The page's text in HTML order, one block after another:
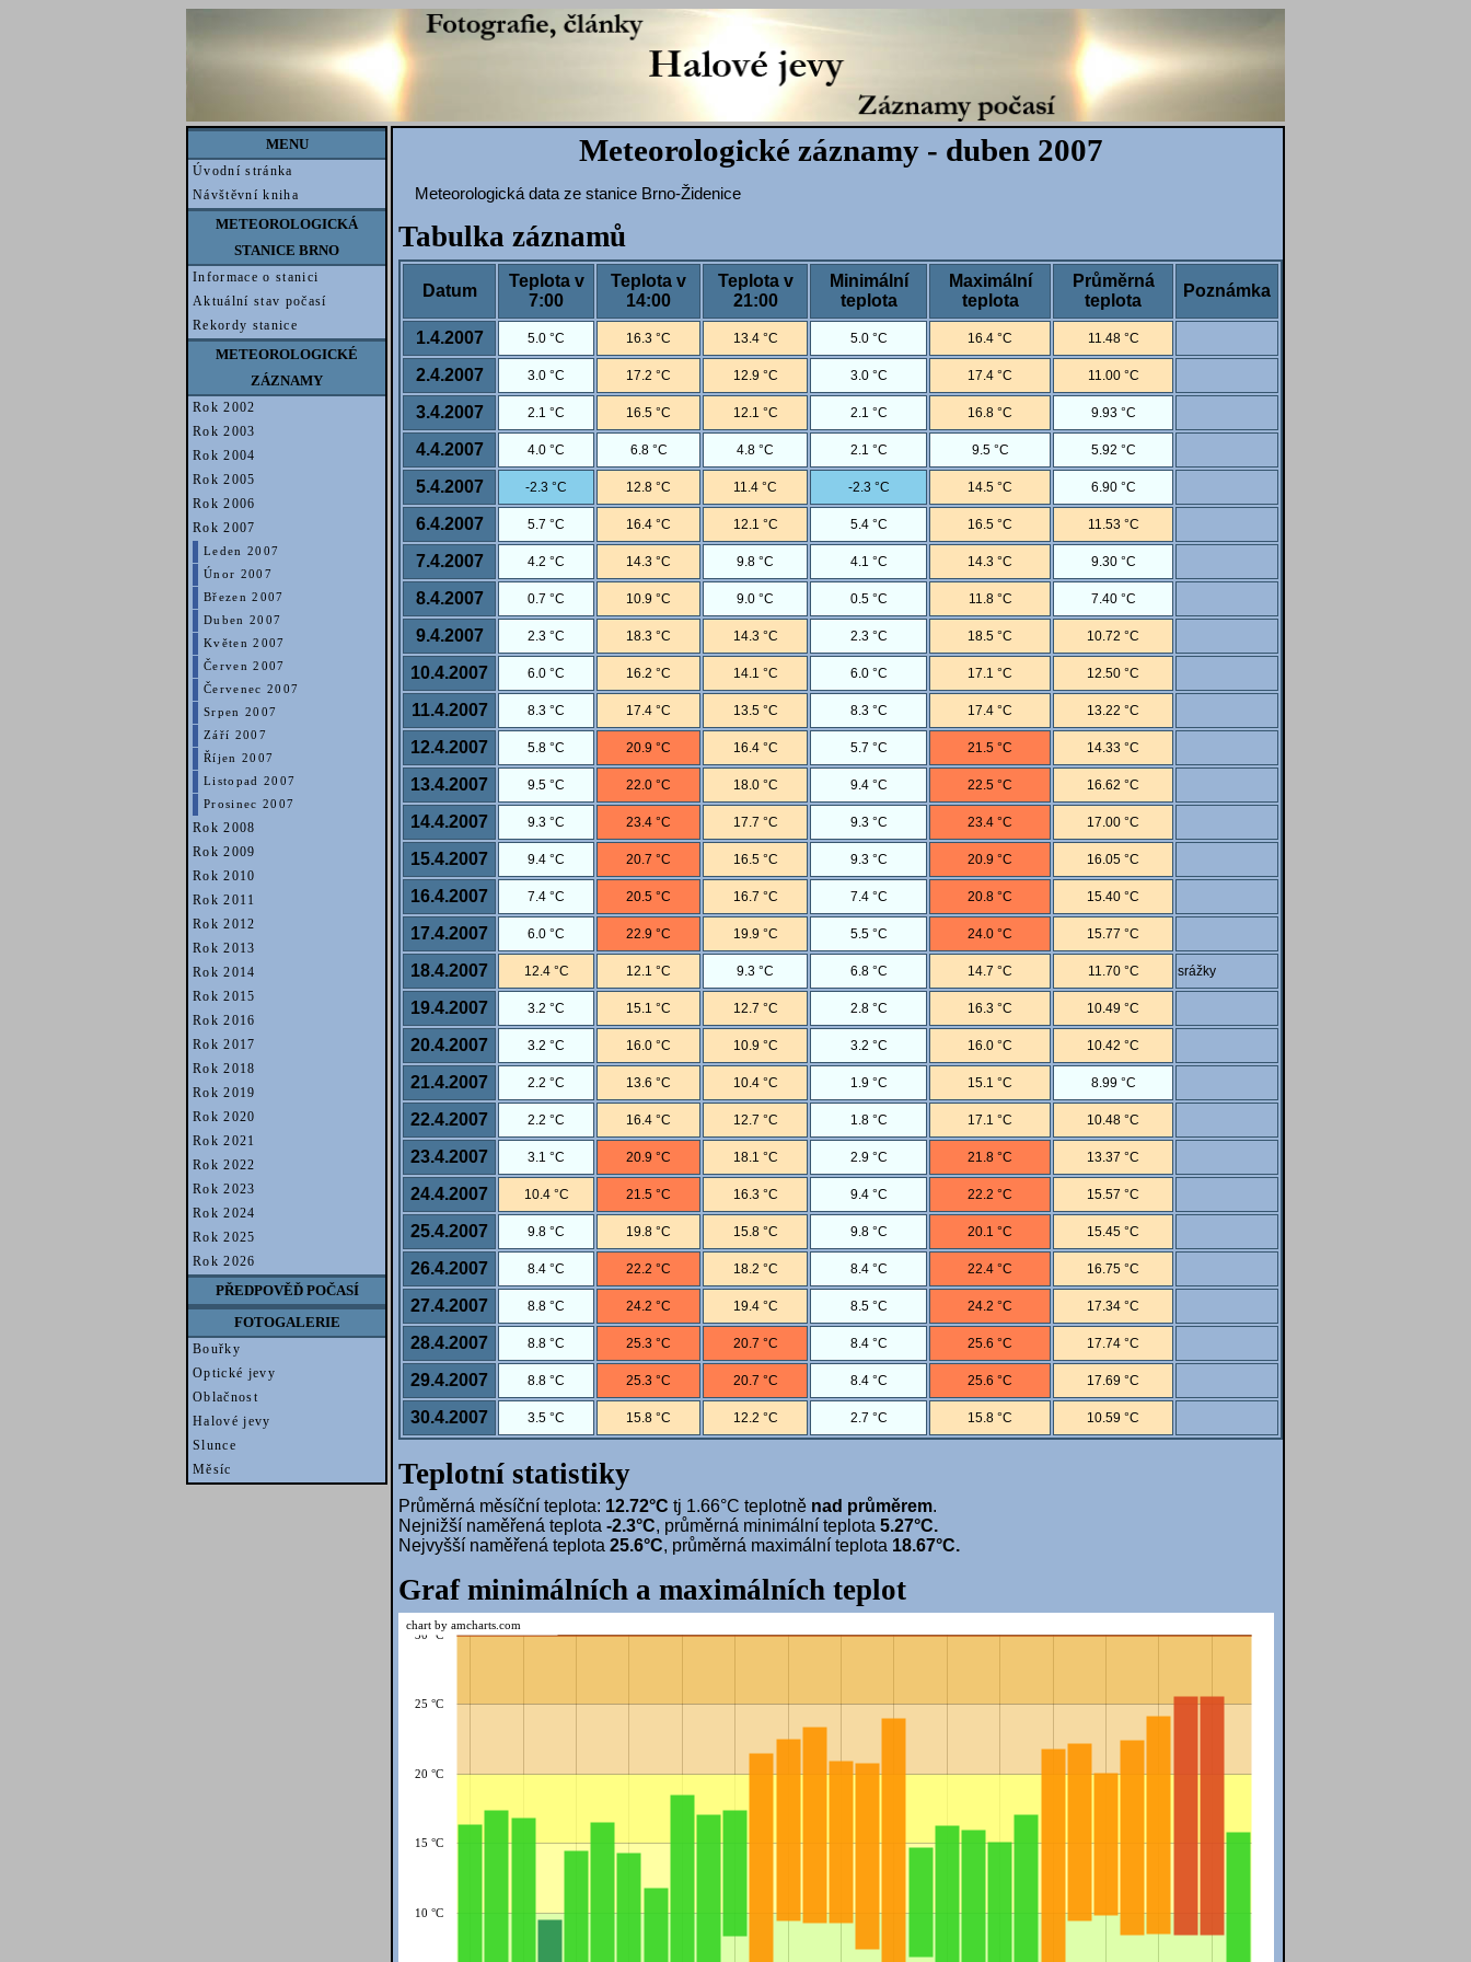
MENU
Úvodní stránka
Návštěvní kniha
METEOROLOGICKÁ
STANICE BRNO
Informace o stanici
Aktuální stav počasí
Rekordy stanice
METEOROLOGICKÉ
ZÁZNAMY
Rok 2002
Rok 2003
Rok 2004
Rok 2005
Rok 2006
Rok 2007
Leden 2007
Únor 2007
Březen 2007
Duben 2007
Květen 2007
Červen 2007
Červenec 2007
Srpen 2007
Září 2007
Říjen 2007
Listopad 2007
Prosinec 2007
Rok 2008
Rok 2009
Rok 2010
Rok 2011
Rok 2012
Rok 2013
Rok 2014
Rok 2015
Rok 2016
Rok 2017
Rok 2018
Rok 2019
Rok 2020
Rok 2021
Rok 2022
Rok 2023
Rok 2024
Rok 2025
Rok 2026
PŘEDPOVĚĎ POČASÍ
FOTOGALERIE
Bouřky
Optické jevy
Oblačnost
Halové jevy
Slunce
Měsíc
Meteorologické záznamy - duben 2007
Meteorologická data ze stanice Brno-Židenice
Tabulka záznamů
Datum
Teplota v
7:00
Teplota v
14:00
Teplota v
21:00
Minimální
teplota
Maximální
teplota
Průměrná
teplota
Poznámka
1.4.2007 5.0 °C 16.3 °C 13.4 °C 5.0 °C 16.4 °C 11.48 °C
2.4.2007 3.0 °C 17.2 °C 12.9 °C 3.0 °C 17.4 °C 11.00 °C
3.4.2007 2.1 °C 16.5 °C 12.1 °C 2.1 °C 16.8 °C 9.93 °C
4.4.2007 4.0 °C 6.8 °C 4.8 °C 2.1 °C 9.5 °C 5.92 °C
5.4.2007 -2.3 °C 12.8 °C 11.4 °C -2.3 °C 14.5 °C 6.90 °C
6.4.2007 5.7 °C 16.4 °C 12.1 °C 5.4 °C 16.5 °C 11.53 °C
7.4.2007 4.2 °C 14.3 °C 9.8 °C 4.1 °C 14.3 °C 9.30 °C
8.4.2007 0.7 °C 10.9 °C 9.0 °C 0.5 °C 11.8 °C 7.40 °C
9.4.2007 2.3 °C 18.3 °C 14.3 °C 2.3 °C 18.5 °C 10.72 °C
10.4.2007 6.0 °C 16.2 °C 14.1 °C 6.0 °C 17.1 °C 12.50 °C
11.4.2007 8.3 °C 17.4 °C 13.5 °C 8.3 °C 17.4 °C 13.22 °C
12.4.2007 5.8 °C 20.9 °C 16.4 °C 5.7 °C 21.5 °C 14.33 °C
13.4.2007 9.5 °C 22.0 °C 18.0 °C 9.4 °C 22.5 °C 16.62 °C
14.4.2007 9.3 °C 23.4 °C 17.7 °C 9.3 °C 23.4 °C 17.00 °C
15.4.2007 9.4 °C 20.7 °C 16.5 °C 9.3 °C 20.9 °C 16.05 °C
16.4.2007 7.4 °C 20.5 °C 16.7 °C 7.4 °C 20.8 °C 15.40 °C
17.4.2007 6.0 °C 22.9 °C 19.9 °C 5.5 °C 24.0 °C 15.77 °C
18.4.2007 12.4 °C 12.1 °C 9.3 °C 6.8 °C 14.7 °C 11.70 °C srážky
19.4.2007 3.2 °C 15.1 °C 12.7 °C 2.8 °C 16.3 °C 10.49 °C
20.4.2007 3.2 °C 16.0 °C 10.9 °C 3.2 °C 16.0 °C 10.42 °C
21.4.2007 2.2 °C 13.6 °C 10.4 °C 1.9 °C 15.1 °C 8.99 °C
22.4.2007 2.2 °C 16.4 °C 12.7 °C 1.8 °C 17.1 °C 10.48 °C
23.4.2007 3.1 °C 20.9 °C 18.1 °C 2.9 °C 21.8 °C 13.37 °C
24.4.2007 10.4 °C 21.5 °C 16.3 °C 9.4 °C 22.2 °C 15.57 °C
25.4.2007 9.8 °C 19.8 °C 15.8 °C 9.8 °C 20.1 °C 15.45 °C
26.4.2007 8.4 °C 22.2 °C 18.2 °C 8.4 °C 22.4 °C 16.75 °C
27.4.2007 8.8 °C 24.2 °C 19.4 °C 8.5 °C 24.2 °C 17.34 °C
28.4.2007 8.8 °C 25.3 °C 20.7 °C 8.4 °C 25.6 °C 17.74 °C
29.4.2007 8.8 °C 25.3 °C 20.7 °C 8.4 °C 25.6 °C 17.69 °C
30.4.2007 3.5 °C 15.8 °C 12.2 °C 2.7 °C 15.8 °C 10.59 °C
Teplotní statistiky
Průměrná měsíční teplota: 12.72°C tj 1.66°C teplotně nad průměrem.
Nejnižší naměřená teplota -2.3°C, průměrná minimální teplota 5.27°C.
Nejvyšší naměřená teplota 25.6°C, průměrná maximální teplota 18.67°C.
Graf minimálních a maximálních teplot
10 °C
15 °C
20 °C
25 °C
30 °C
chart by amcharts.com